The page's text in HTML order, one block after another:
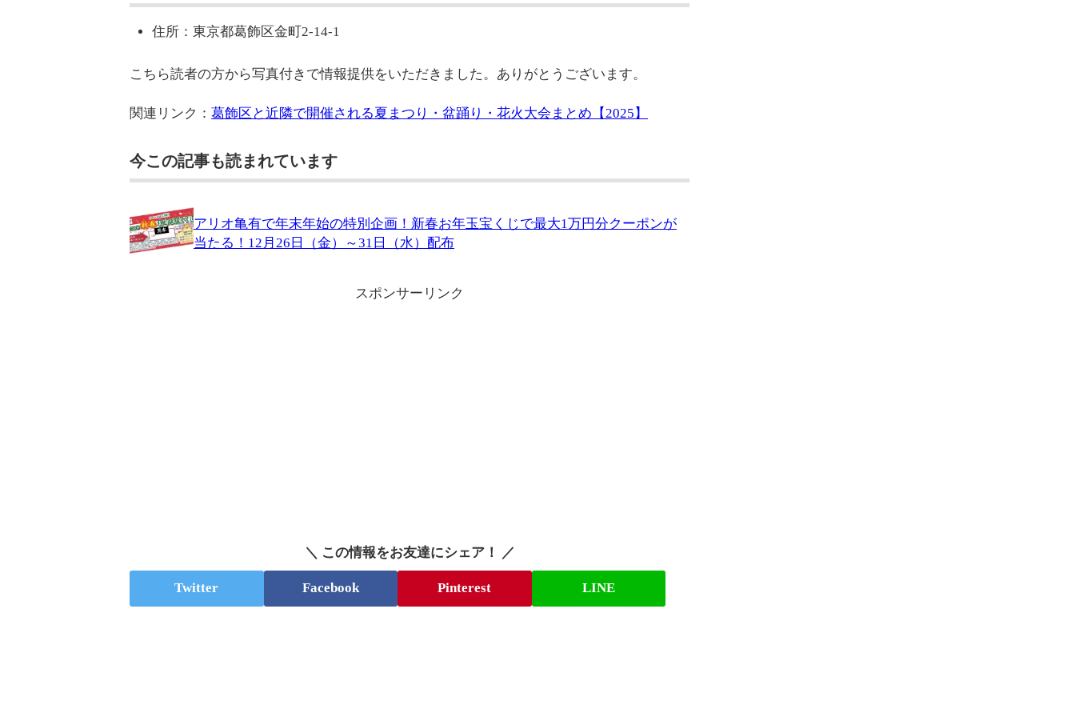
住所：東京都葛飾区金町2-14-1
こちら読者の方から写真付きで情報提供をいただきました。ありがとうございます。
関連リンク： 葛飾区と近隣で開催される夏まつり・盆踊り・花火大会まとめ【2025】
今この記事も読まれています
アリオ亀有で年末年始の特別企画！新春お年玉宝くじで最大1万円分クーポンが
当たる！12月26日（金）～31日（水）配布
スポンサーリンク
＼ この情報をお友達にシェア！ ／
Twitter Facebook Pinterest LINE